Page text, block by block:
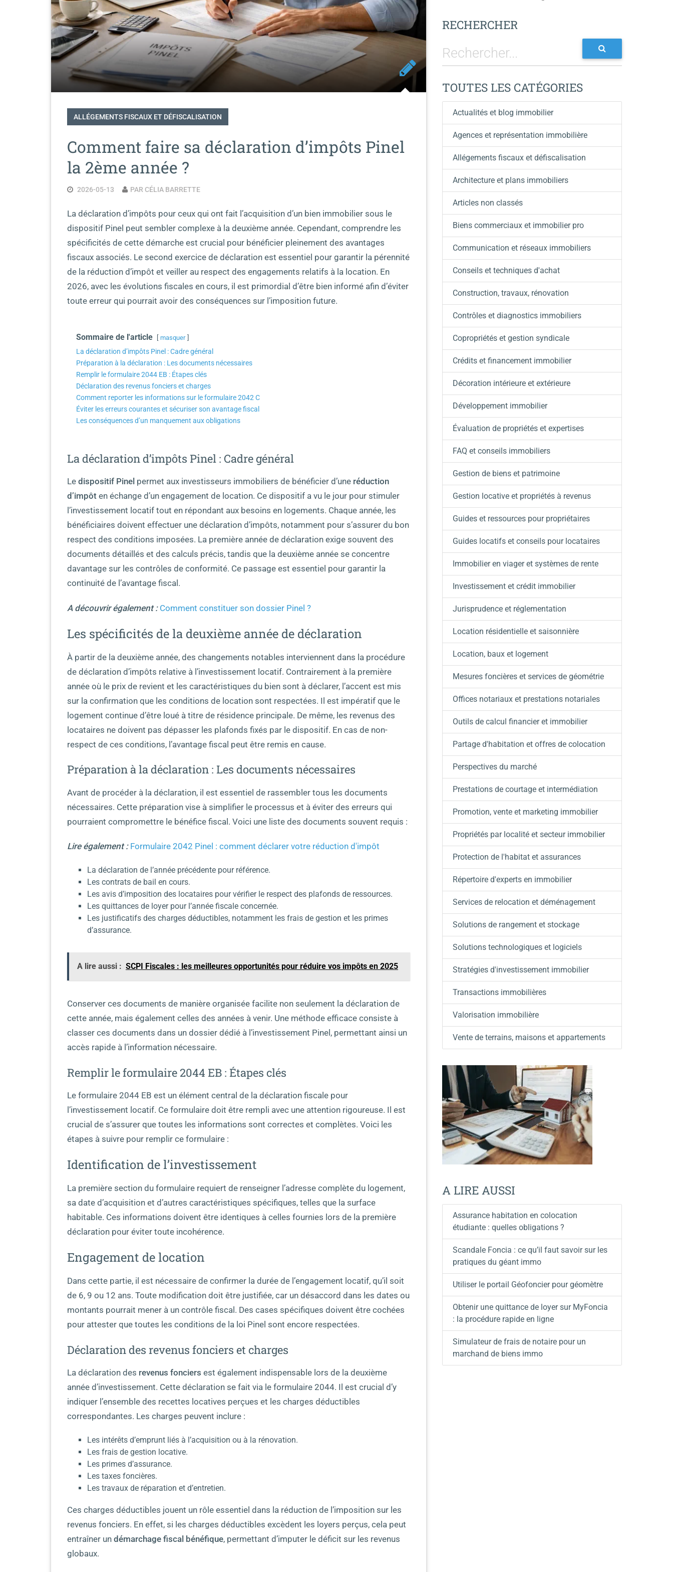
ALLÉGEMENTS FISCAUX ET DÉFISCALISATION
Comment faire sa déclaration d’impôts Pinel
la 2ème année ?
2026-05-13 PAR CÉLIA BARRETTE
La déclaration d’impôts pour ceux qui ont fait l’acquisition d’un bien immobilier sous le
dispositif Pinel peut sembler complexe à la deuxième année. Cependant, comprendre les
spécificités de cette démarche est crucial pour bénéficier pleinement des avantages
fiscaux associés. Le second exercice de déclaration est essentiel pour garantir la pérennité
de la réduction d’impôt et veiller au respect des engagements relatifs à la location. En
2026, avec les évolutions fiscales en cours, il est primordial d’être bien informé afin d’éviter
toute erreur qui pourrait avoir des conséquences sur l’imposition future.
Sommaire de l'article masquer
La déclaration d’impôts Pinel : Cadre général
Préparation à la déclaration : Les documents nécessaires
Remplir le formulaire 2044 EB : Étapes clés
Déclaration des revenus fonciers et charges
Comment reporter les informations sur le formulaire 2042 C
Éviter les erreurs courantes et sécuriser son avantage fiscal
Les conséquences d’un manquement aux obligations
La déclaration d’impôts Pinel : Cadre général
Le dispositif Pinel permet aux investisseurs immobiliers de bénéficier d’une réduction
d’impôt en échange d’un engagement de location. Ce dispositif a vu le jour pour stimuler
l’investissement locatif tout en répondant aux besoins en logements. Chaque année, les
bénéficiaires doivent effectuer une déclaration d’impôts, notamment pour s’assurer du bon
respect des conditions imposées. La première année de déclaration exige souvent des
documents détaillés et des calculs précis, tandis que la deuxième année se concentre
davantage sur les contrôles de conformité. Ce passage est essentiel pour garantir la
continuité de l’avantage fiscal.
A découvrir également : Comment constituer son dossier Pinel ?
Les spécificités de la deuxième année de déclaration
À partir de la deuxième année, des changements notables interviennent dans la procédure
de déclaration d’impôts relative à l’investissement locatif. Contrairement à la première
année où le prix de revient et les caractéristiques du bien sont à déclarer, l’accent est mis
sur la confirmation que les conditions de location sont respectées. Il est impératif que le
logement continue d’être loué à titre de résidence principale. De même, les revenus des
locataires ne doivent pas dépasser les plafonds fixés par le dispositif. En cas de non-
respect de ces conditions, l’avantage fiscal peut être remis en cause.
Préparation à la déclaration : Les documents nécessaires
Avant de procéder à la déclaration, il est essentiel de rassembler tous les documents
nécessaires. Cette préparation vise à simplifier le processus et à éviter des erreurs qui
pourraient compromettre le bénéfice fiscal. Voici une liste des documents souvent requis :
Lire également : Formulaire 2042 Pinel : comment déclarer votre réduction d'impôt
La déclaration de l’année précédente pour référence.
Les contrats de bail en cours.
Les avis d’imposition des locataires pour vérifier le respect des plafonds de ressources.
Les quittances de loyer pour l’année fiscale concernée.
Les justificatifs des charges déductibles, notamment les frais de gestion et les primes
d’assurance.
A lire aussi : SCPI Fiscales : les meilleures opportunités pour réduire vos impôts en 2025
Conserver ces documents de manière organisée facilite non seulement la déclaration de
cette année, mais également celles des années à venir. Une méthode efficace consiste à
classer ces documents dans un dossier dédié à l’investissement Pinel, permettant ainsi un
accès rapide à l’information nécessaire.
Remplir le formulaire 2044 EB : Étapes clés
Le formulaire 2044 EB est un élément central de la déclaration fiscale pour
l’investissement locatif. Ce formulaire doit être rempli avec une attention rigoureuse. Il est
crucial de s’assurer que toutes les informations sont correctes et complètes. Voici les
étapes à suivre pour remplir ce formulaire :
Identification de l’investissement
La première section du formulaire requiert de renseigner l’adresse complète du logement,
sa date d’acquisition et d’autres caractéristiques spécifiques, telles que la surface
habitable. Ces informations doivent être identiques à celles fournies lors de la première
déclaration pour éviter toute incohérence.
Engagement de location
Dans cette partie, il est nécessaire de confirmer la durée de l’engagement locatif, qu’il soit
de 6, 9 ou 12 ans. Toute modification doit être justifiée, car un désaccord dans les dates ou
montants pourrait mener à un contrôle fiscal. Des cases spécifiques doivent être cochées
pour attester que toutes les conditions de la loi Pinel sont encore respectées.
Déclaration des revenus fonciers et charges
La déclaration des revenus fonciers est également indispensable lors de la deuxième
année d’investissement. Cette déclaration se fait via le formulaire 2044. Il est crucial d’y
indiquer l’ensemble des recettes locatives perçues et les charges déductibles
correspondantes. Les charges peuvent inclure :
Les intérêts d’emprunt liés à l’acquisition ou à la rénovation.
Les frais de gestion locative.
Les primes d’assurance.
Les taxes foncières.
Les travaux de réparation et d’entretien.
Ces charges déductibles jouent un rôle essentiel dans la réduction de l’imposition sur les
revenus fonciers. En effet, si les charges déductibles excèdent les loyers perçus, cela peut
entraîner un démarchage fiscal bénéfique, permettant d’imputer le déficit sur les revenus
globaux.
RECHERCHER
TOUTES LES CATÉGORIES
Actualités et blog immobilier
Agences et représentation immobilière
Allégements fiscaux et défiscalisation
Architecture et plans immobiliers
Articles non classés
Biens commerciaux et immobilier pro
Communication et réseaux immobiliers
Conseils et techniques d'achat
Construction, travaux, rénovation
Contrôles et diagnostics immobiliers
Copropriétés et gestion syndicale
Crédits et financement immobilier
Décoration intérieure et extérieure
Développement immobilier
Évaluation de propriétés et expertises
FAQ et conseils immobiliers
Gestion de biens et patrimoine
Gestion locative et propriétés à revenus
Guides et ressources pour propriétaires
Guides locatifs et conseils pour locataires
Immobilier en viager et systèmes de rente
Investissement et crédit immobilier
Jurisprudence et réglementation
Location résidentielle et saisonnière
Location, baux et logement
Mesures foncières et services de géométrie
Offices notariaux et prestations notariales
Outils de calcul financier et immobilier
Partage d'habitation et offres de colocation
Perspectives du marché
Prestations de courtage et intermédiation
Promotion, vente et marketing immobilier
Propriétés par localité et secteur immobilier
Protection de l'habitat et assurances
Répertoire d'experts en immobilier
Services de relocation et déménagement
Solutions de rangement et stockage
Solutions technologiques et logiciels
Stratégies d'investissement immobilier
Transactions immobilières
Valorisation immobilière
Vente de terrains, maisons et appartements
A LIRE AUSSI
Assurance habitation en colocation
étudiante : quelles obligations ?
Scandale Foncia : ce qu’il faut savoir sur les
pratiques du géant immo
Utiliser le portail Géofoncier pour géomètre
Obtenir une quittance de loyer sur MyFoncia
: la procédure rapide en ligne
Simulateur de frais de notaire pour un
marchand de biens immo